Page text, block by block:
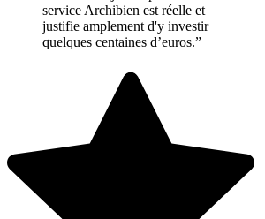
service Archibien est réelle et
justifie amplement d'y investir
quelques centaines d’euros.”